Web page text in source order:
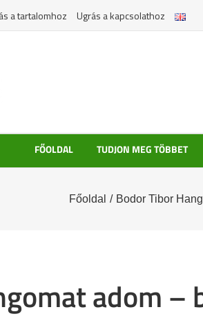
a tartalomhoz Ugrás a kapcsolathoz
FŐOLDAL TUDJON MEG TÖBBET
Főoldal / Bodor Tibor
adom –